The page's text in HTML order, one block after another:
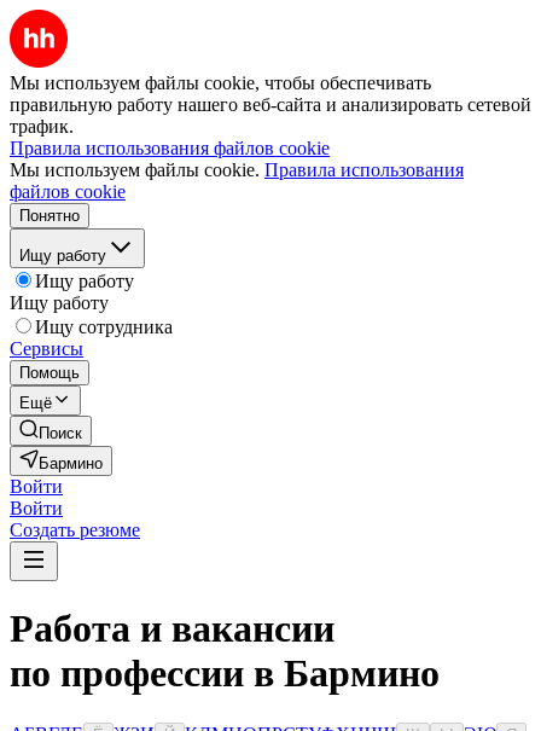
Мы используем файлы cookie, чтобы обеспечивать
правильную работу нашего веб-сайта и анализировать сетевой
трафик.
Правила использования файлов cookie
Мы используем файлы cookie. Правила использования
файлов cookie
Понятно
Ищу работу
Ищу работу
Ищу работу
Ищу сотрудника
Сервисы
Помощь
Ещё
Поиск
Бармино
Войти
Войти
Создать резюме
Работа и вакансии
по профессии в Бармино